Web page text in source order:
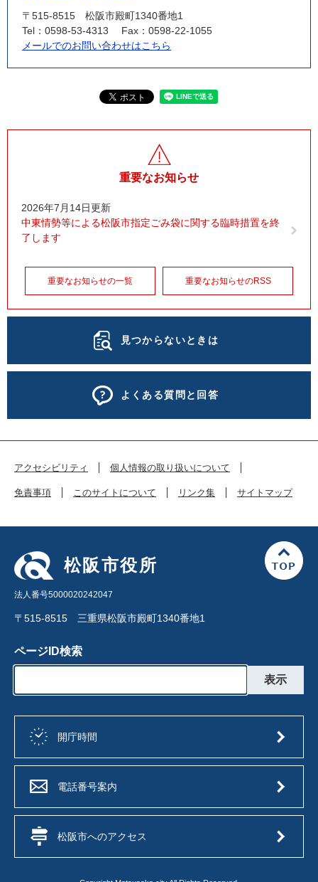
〒515-8515
松阪市殿町1340番地1
Tel：0598-53-4313
Fax：0598-22-1055
メールでのお問い合わせはこちら
重要なお知らせ
2026年7月14日更新
中東情勢等による松阪市指定ごみ袋に関する臨時措置を終
了します
重要なお知らせの一覧 重要なお知らせのRSS
見つからないときは
よくある質問と回答
アクセシビリティ 個人情報の取り扱いについて
免責事項 このサイトについて リンク集 サイトマップ
松阪市役所
法人番号5000020242047
〒515-8515 三重県松阪市殿町1340番地1
ページID検索
開庁時間
電話番号案内
松阪市へのアクセス